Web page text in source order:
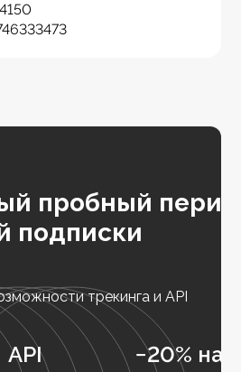
пробный
подписки
трекинга и API
API −20% на